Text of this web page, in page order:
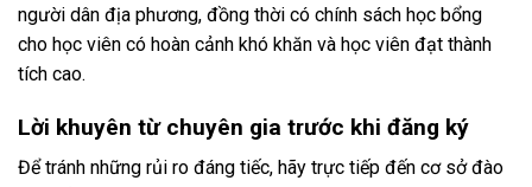
người dân địa phương, đồng thời có chính sách học bổng
cho học viên có hoàn cảnh khó khăn và học viên đạt thành
tích cao.
Lời khuyên từ chuyên gia trước khi đăng ký
Để tránh những rủi ro đáng tiếc, hãy trực tiếp đến cơ sở đào